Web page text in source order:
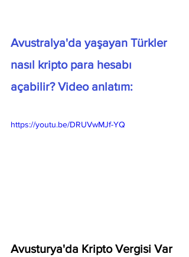
Avustralya'da yaşayan Türkler
nasıl kripto para hesabı
açabilir? Video anlatım:
https://youtu.be/DRUVwMJf-YQ
Avusturya'da Kripto Vergisi Var